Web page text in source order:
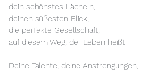
dein schönstes Lächeln,
deinen süßesten Blick,
die perfekte Gesellschaft,
auf diesem Weg, der Leben heißt.
Deine Talente, deine Anstrengungen,